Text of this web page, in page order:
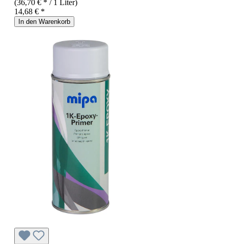
(36,70 € * / 1 Liter)
14,68 € *
In den Warenkorb